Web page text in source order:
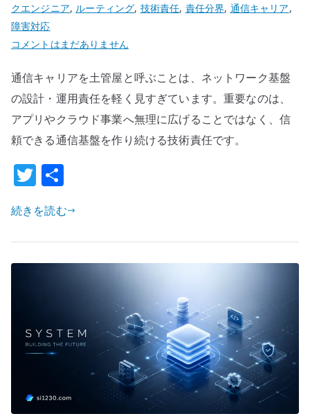
で
考
え
へ
の
クエンジニア, ルーティング, 技術責任, 責任分界, 通信キャリア,
障害対応
通
キ
ャ
リ
ア
土
管
屋
の
コメントはまだありません
通信キャリアを土管屋と呼ぶことは、ネットワーク基盤
の設計・運用責任を軽く見すぎています。重要なのは、
アプリやクラウド事業へ無理に広げることではなく、信
頼できる通信基盤を作り続ける技術責任です。
T
w
it
te
r
続きを読む